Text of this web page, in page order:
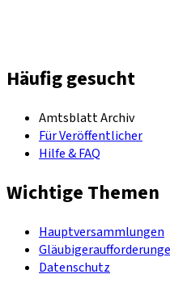
Häufig gesucht
Amtsblatt Archiv
Für Veröffentlicher
Hilfe & FAQ
Wichtige Themen
Hauptversammlungen
Datenschutz